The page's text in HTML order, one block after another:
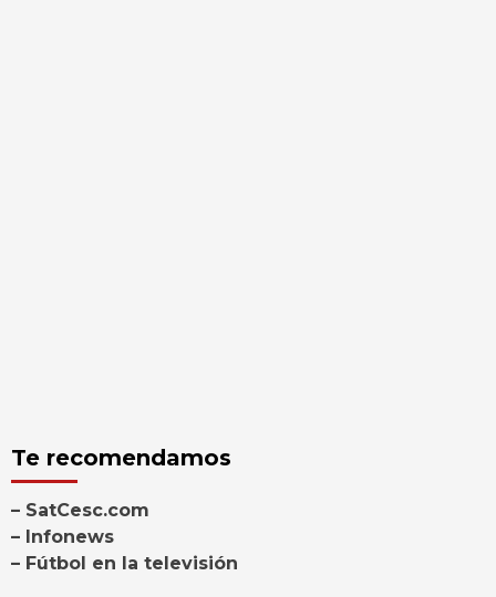
Te recomendamos
– SatCesc.com
– Infonews
– Fútbol en la televisión